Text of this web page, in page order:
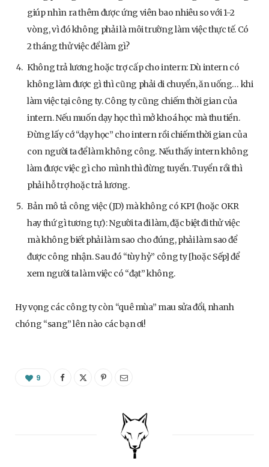
giúp nhìn ra thêm được ứng viên bao nhiêu so với 1-2
vòng, vì đó không phải là môi trường làm việc thực tế. Có
2 tháng thử việc để làm gì?
Không trả lương hoặc trợ cấp cho intern: Dù intern có
không làm được gì thì cũng phải di chuyển, ăn uống… khi
làm việc tại công ty. Công ty cũng chiếm thời gian của
intern. Nếu muốn dạy học thì mở khoá học mà thu tiền.
Đừng lấy cớ “dạy học” cho intern rồi chiếm thời gian của
con người ta để làm không công. Nếu thấy intern không
làm được việc gì cho mình thì đừng tuyển. Tuyển rồi thì
phải hỗ trợ hoặc trả lương.
Bản mô tả công việc (JD) mà không có KPI (hoặc OKR
hay thứ gì tương tự): Người ta đi làm, đặc biệt đi thử việc
mà không biết phải làm sao cho đúng, phải làm sao để
được công nhận. Sau đó “tùy hỷ” công ty [hoặc Sếp] để
xem người ta làm việc có “đạt” không.
Hy vọng các công ty còn “quê mùa” mau sửa đổi, nhanh
chóng “sang” lên nào các bạn ơi!
9